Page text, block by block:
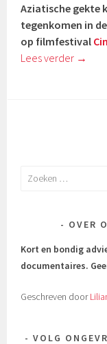
Aziatische gekte
tegenkomen in
op filmfestival
Lees verder →
Zoeken
OVER
Kort en bondig
documentaires.
Geschreven door
VOLG